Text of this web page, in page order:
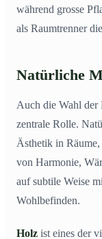
während grosse
als Raumtrenner
Natürliche
Auch die Wahl der
zentrale Rolle.
Ästhetik in Räume,
von Harmonie,
auf subtile Weise
Wohlbefinden.
Holz ist eines der